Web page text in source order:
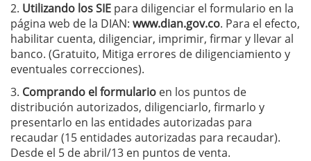
2. Utilizando los SIE para diligenciar el formulario en la
página web de la DIAN: www.dian.gov.co. Para el efecto,
habilitar cuenta, diligenciar, imprimir, firmar y llevar al
banco. (Gratuito, Mitiga errores de diligenciamiento y
eventuales correcciones).
3. Comprando el formulario en los puntos de
distribución autorizados, diligenciarlo, firmarlo y
presentarlo en las entidades autorizadas para
recaudar (15 entidades autorizadas para recaudar).
Desde el 5 de abril/13 en puntos de venta.